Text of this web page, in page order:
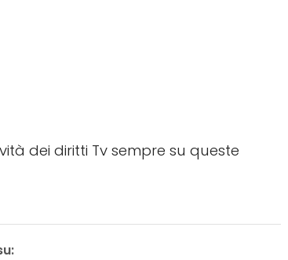
dei diritti Tv sempre su queste